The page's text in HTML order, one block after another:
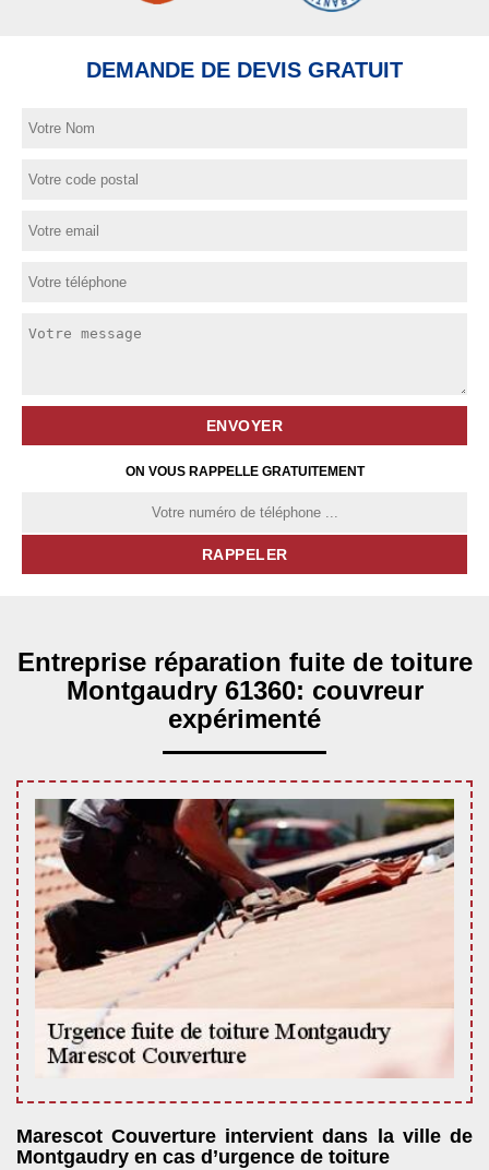
DEMANDE DE DEVIS GRATUIT
ON VOUS RAPPELLE GRATUITEMENT
Entreprise réparation fuite de toiture
Montgaudry 61360: couvreur
expérimenté
Marescot Couverture intervient dans la ville de
Montgaudry en cas d’urgence de toiture